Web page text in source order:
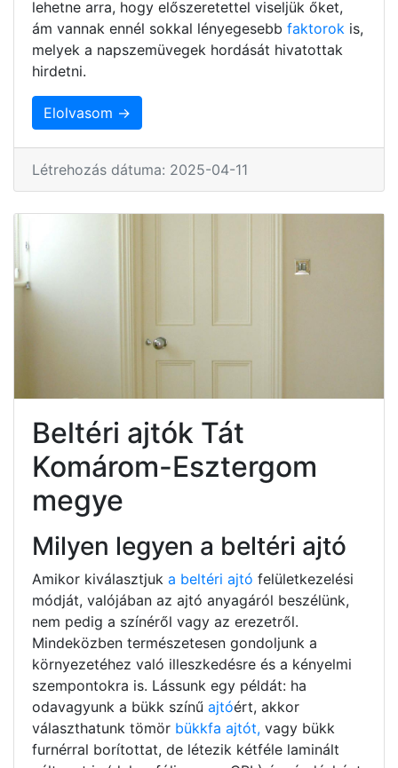
lehetne arra, hogy előszeretettel viseljük őket,
ám vannak ennél sokkal lényegesebb faktorok is,
melyek a napszemüvegek hordását hivatottak
hirdetni.
Elolvasom →
Létrehozás dátuma: 2025-04-11
Beltéri ajtók Tát
Komárom-Esztergom
megye
Milyen legyen a beltéri ajtó
Amikor kiválasztjuk a beltéri ajtó felületkezelési
módját, valójában az ajtó anyagáról beszélünk,
nem pedig a színéről vagy az erezetről.
Mindeközben természetesen gondoljunk a
környezetéhez való illeszkedésre és a kényelmi
szempontokra is. Lássunk egy példát: ha
odavagyunk a bükk színű ajtóért, akkor
választhatunk tömör bükkfa ajtót, vagy bükk
furnérral borítottat, de létezik kétféle laminált